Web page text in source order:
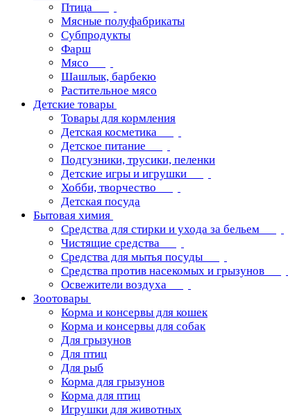
Птица
Мясные полуфабрикаты
Субпродукты
Фарш
Мясо
Шашлык, барбекю
Растительное мясо
Детские товары
Товары для кормления
Детская косметика
Детское питание
Подгузники, трусики, пеленки
Детские игры и игрушки
Хобби, творчество
Детская посуда
Бытовая химия
Средства для стирки и ухода за бельем
Чистящие средства
Средства для мытья посуды
Средства против насекомых и грызунов
Освежители воздуха
Зоотовары
Корма и консервы для кошек
Корма и консервы для собак
Для грызунов
Для птиц
Для рыб
Корма для грызунов
Корма для птиц
Игрушки для животных